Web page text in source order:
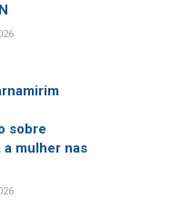
sobre
mulher nas